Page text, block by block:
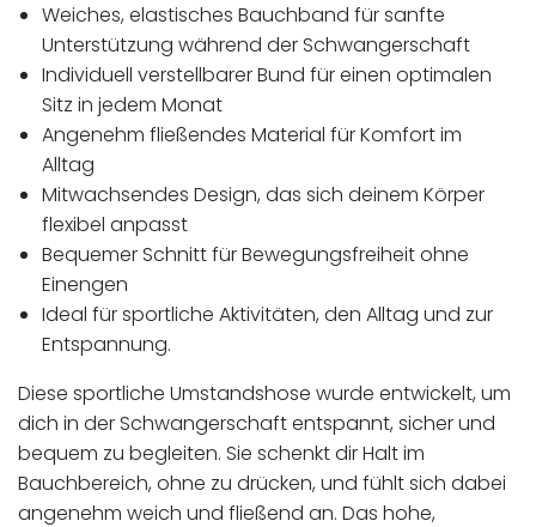
Weiches, elastisches Bauchband für sanfte
Unterstützung während der Schwangerschaft
Individuell verstellbarer Bund für einen optimalen
Sitz in jedem Monat
Angenehm fließendes Material für Komfort im
Alltag
Mitwachsendes Design, das sich deinem Körper
flexibel anpasst
Bequemer Schnitt für Bewegungsfreiheit ohne
Einengen
Ideal für sportliche Aktivitäten, den Alltag und zur
Entspannung.
Diese sportliche Umstandshose wurde entwickelt, um
dich in der Schwangerschaft entspannt, sicher und
bequem zu begleiten. Sie schenkt dir Halt im
Bauchbereich, ohne zu drücken, und fühlt sich dabei
angenehm weich und fließend an. Das hohe,